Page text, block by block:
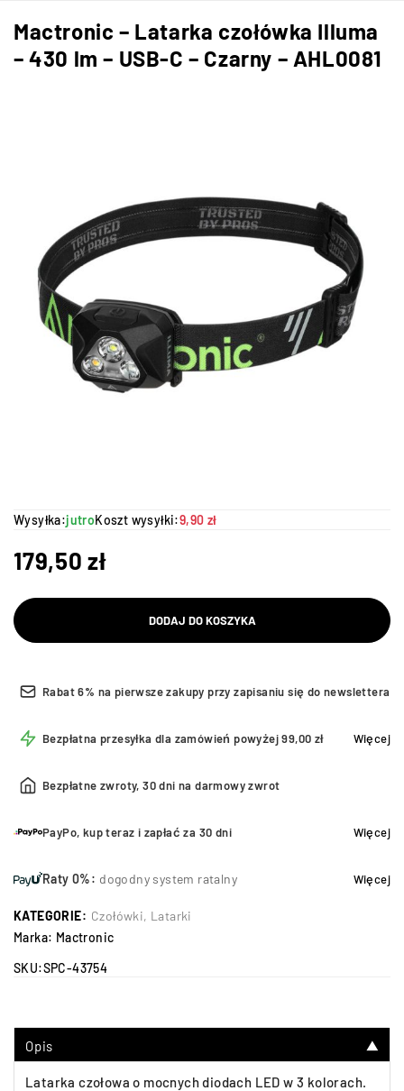
Mactronic – Latarka czołówka Illuma
– 430 lm – USB-C – Czarny – AHL0081
Wysyłka:jutroKoszt wysyłki:9,90 zł
179,50zł
DODAJ DO KOSZYKA
Rabat 6% na pierwsze zakupy przy zapisaniu się do newslettera
Bezpłatna przesyłka dla zamówień powyżej 99,00 zł Więcej
Bezpłatne zwroty, 30 dni na darmowy zwrot
PayPo, kup teraz i zapłać za 30 dni Więcej
Raty 0%: dogodny system ratalny Więcej
KATEGORIE: Czołówki, Latarki
Marka: Mactronic
SKU:SPC-43754
Opis ▼
Latarka czołowa o mocnych diodach LED w 3 kolorach.